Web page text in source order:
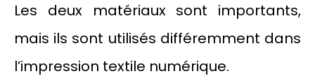
Les deux matériaux sont importants,
mais ils sont utilisés différemment dans
l’impression textile numérique.